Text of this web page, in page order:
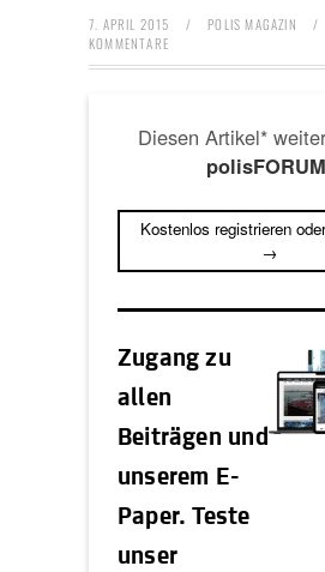
7. APRIL 2015 / POLIS MAGAZIN /
KOMMENTARE
Diesen Artikel*
polisFORUM
Kostenlos registrieren
→
Zugang zu
allen
Beiträgen und
unserem E-
Paper. Teste
unser